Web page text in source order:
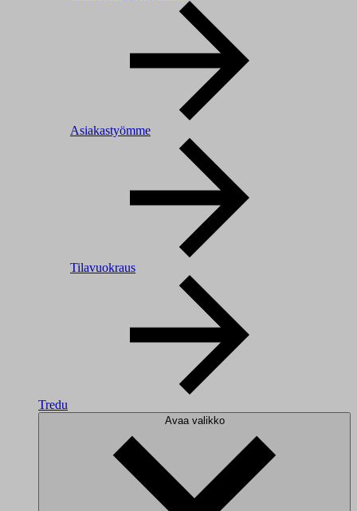
Asiakastyömme
Tilavuokraus
Tredu
Avaa valikko